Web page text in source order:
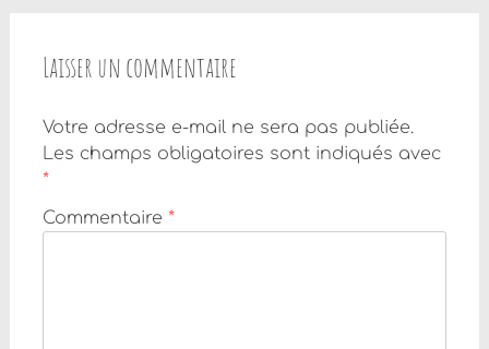
Laisser un commentaire
Votre adresse e-mail ne sera pas publiée.
Les champs obligatoires sont indiqués avec
*
Commentaire *